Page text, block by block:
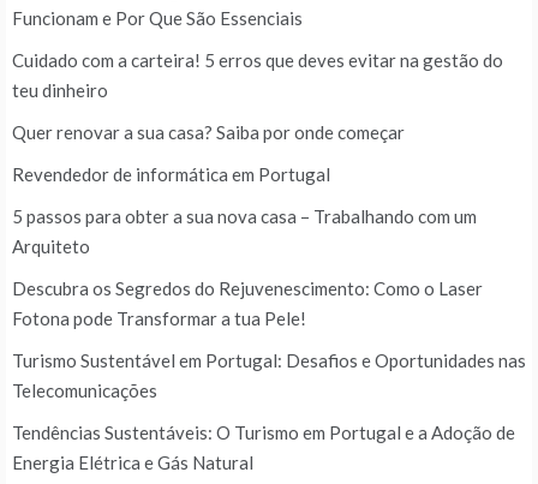
Funcionam e Por Que São Essenciais
Cuidado com a carteira! 5 erros que deves evitar na gestão do
teu dinheiro
Quer renovar a sua casa? Saiba por onde começar
Revendedor de informática em Portugal
5 passos para obter a sua nova casa – Trabalhando com um
Arquiteto
Descubra os Segredos do Rejuvenescimento: Como o Laser
Fotona pode Transformar a tua Pele!
Turismo Sustentável em Portugal: Desafios e Oportunidades nas
Telecomunicações
Tendências Sustentáveis: O Turismo em Portugal e a Adoção de
Energia Elétrica e Gás Natural